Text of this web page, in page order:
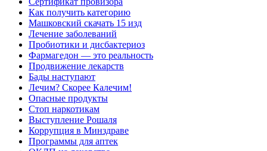
Как получить категорию
Машковский скачать 15 изд
Лечение заболеваний
Пробиотики и дисбактериоз
Фармагедон — это реальность
Продвижение лекарств
Бады наступают
Лечим? Скорее Калечим!
Опасные продукты
Стоп наркотикам
Выступление Рошаля
Коррупция в Минздраве
Программы для аптек